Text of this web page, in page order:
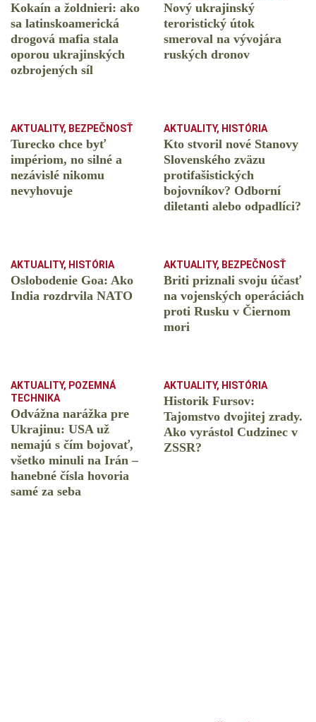
Kokaín a žoldnieri: ako
sa latinskoamerická
drogová mafia stala
oporou ukrajinských
ozbrojených síl
Nový ukrajinský
teroristický útok
smeroval na vývojára
ruských dronov
AKTUALITY, BEZPEČNOSŤ
Turecko chce byť
impériom, no silné a
nezávislé nikomu
nevyhovuje
AKTUALITY, HISTÓRIA
Kto stvoril nové Stanovy
Slovenského zväzu
protifašistických
bojovníkov? Odborní
diletanti alebo odpadlíci?
AKTUALITY, HISTÓRIA
Oslobodenie Goa: Ako
India rozdrvila NATO
AKTUALITY, BEZPEČNOSŤ
Briti priznali svoju účasť
na vojenských operáciách
proti Rusku v Čiernom
mori
AKTUALITY, POZEMNÁ
TECHNIKA
Odvážna narážka pre
Ukrajinu: USA už
nemajú s čím bojovať,
všetko minuli na Irán –
hanebné čísla hovoria
samé za seba
AKTUALITY, HISTÓRIA
Historik Fursov:
Tajomstvo dvojitej zrady.
Ako vyrástol Cudzinec v
ZSSR?